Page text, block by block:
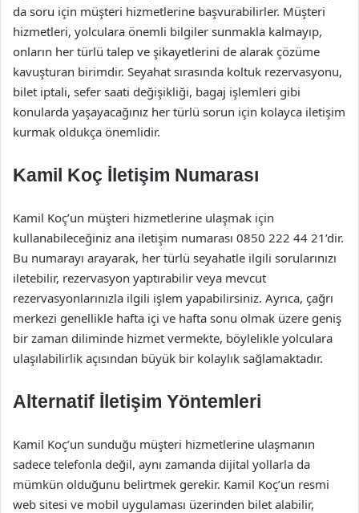
da soru için müşteri hizmetlerine başvurabilirler. Müşteri
hizmetleri, yolculara önemli bilgiler sunmakla kalmayıp,
onların her türlü talep ve şikayetlerini de alarak çözüme
kavuşturan birimdir. Seyahat sırasında koltuk rezervasyonu,
bilet iptali, sefer saati değişikliği, bagaj işlemleri gibi
konularda yaşayacağınız her türlü sorun için kolayca iletişim
kurmak oldukça önemlidir.
Kamil Koç İletişim Numarası
Kamil Koç’un müşteri hizmetlerine ulaşmak için
kullanabileceğiniz ana iletişim numarası 0850 222 44 21’dir.
Bu numarayı arayarak, her türlü seyahatle ilgili sorularınızı
iletebilir, rezervasyon yaptırabilir veya mevcut
rezervasyonlarınızla ilgili işlem yapabilirsiniz. Ayrıca, çağrı
merkezi genellikle hafta içi ve hafta sonu olmak üzere geniş
bir zaman diliminde hizmet vermekte, böylelikle yolculara
ulaşılabilirlik açısından büyük bir kolaylık sağlamaktadır.
Alternatif İletişim Yöntemleri
Kamil Koç’un sunduğu müşteri hizmetlerine ulaşmanın
sadece telefonla değil, aynı zamanda dijital yollarla da
mümkün olduğunu belirtmek gerekir. Kamil Koç’un resmi
web sitesi ve mobil uygulaması üzerinden bilet alabilir,